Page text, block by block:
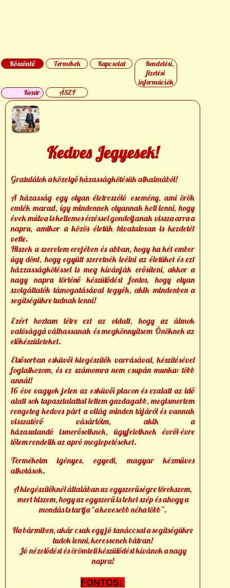
Köszöntő Termékek Kapcsolat
Rendelési,
fizetési
információk
Kosár
ÁSZF
Kedves Jegyesek!
Gratulálok a közelgő házasságkötésük alkalmából!
A házasság egy olyan életreszóló esemény, ami örök
emlék marad, így mindennek olyannak kell lenni, hogy
évek múlva is kellemes érzéssel gondoljanak vissza arra a
napra, amikor a közös életük hivatalosan is kezdetét
vette.
Hiszek a szerelem erejében és abban, hogy ha két ember
úgy dönt, hogy együtt szeretnék leélni az életüket és ezt
házzasságkötéssel is meg kívánják erősíteni, akkor a
nagy napra történő készülődést fontos, hogy olyan
szolgáltatók támogatásával tegyék, akik mindenben a
segítségükre tudnak lenni!
Ezért hoztam létre ezt az oldalt, hogy az álmok
valósággá válhassanak és megkönnyítsem Önöknek az
előkészületeket.
Elsősorban esküvői kiegészítők varrásával, készítésével
foglalkozom, és ez számomra nem csupán munka: több
annál!
16 éve vagyok jelen az esküvői piacon és ezalatt az idő
alatt sok tapasztalattal lettem gazdagabb, megismertem
rengeteg kedves párt a világ minden tájáról és vannak
visszatérő vásárlóim, akik a
házasulandó ismerőseiknek, ügyfeleiknek évről-évre
tőlem rendelik az apró meglepetéseket.
Termékeim igényes, egyedi, magyar kézműves
alkotások.
A kiegészítőknél általában az egyszerűségre törekszem,
mert hiszem, hogy az egyszerű is lehet szép és ahogy a
mondás is tartja “a kevesebb néha több”.
Ha bármiben, akár csak egy jó tanáccsal a segítségükre
tudok lenni, keressenek bátran!
Jó nézelődést és örömteli készülődést kívánok a nagy
napra!
FONTOS!